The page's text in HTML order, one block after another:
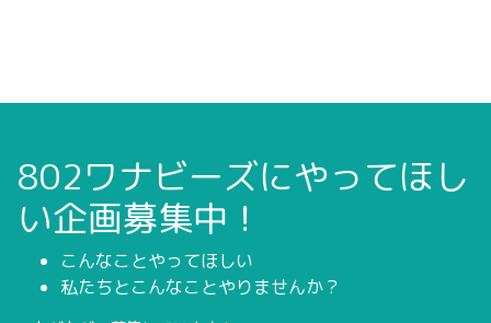
802ワナビーズにやってほし
い企画募集中！
こんなことやってほしい
私たちとこんなことやりませんか？